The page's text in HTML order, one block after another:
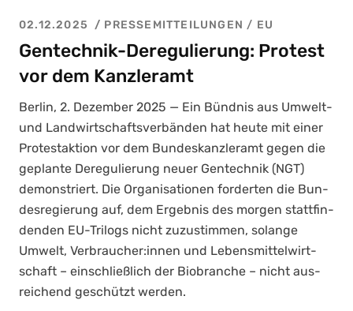
02.12.2025 PRESSEMITTEILUNGEN / EU
Gentechnik-Deregulierung: Protest
vor dem Kanzleramt
Ber­lin, 2. Dezem­ber 2025 — Ein Bünd­nis aus Umwelt-
und Land­wirt­schafts­ver­bän­den hat heu­te mit einer
Pro­test­ak­ti­on vor dem Bun­des­kanz­ler­amt gegen die
geplan­te Dere­gu­lie­rung neu­er Gen­tech­nik (NGT)
demons­triert. Die Orga­ni­sa­tio­nen for­der­ten die Bun­
des­re­gie­rung auf, dem Ergeb­nis des mor­gen statt­fin­
den­den EU-Tri­logs nicht zuzu­stim­men, solan­ge
Umwelt, Verbraucher:innen und Lebens­mit­tel­wirt­
schaft – ein­schließ­lich der Bio­bran­che – nicht aus­
rei­chend geschützt wer­den.